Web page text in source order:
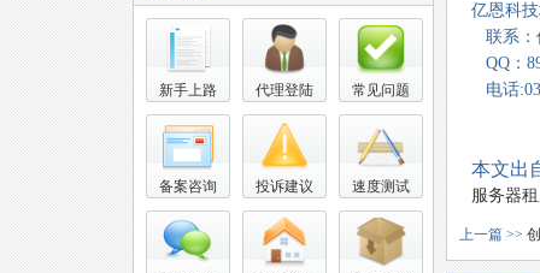
新手上路 代理登陆 常见问题
备案咨询 投诉建议 速度测试
亿恩科
联系：
QQ：
电话
本文出
服务器
上一篇 >>